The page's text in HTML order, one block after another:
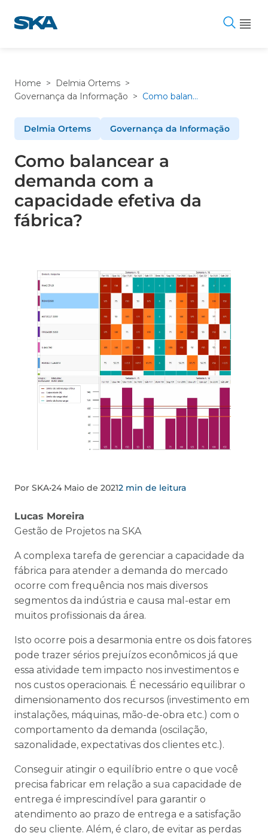
para
Home > Delmia Ortems >
Governança da Informação > Como balancear a demanda com a capacidade efetiva da fábrica?
Delmia Ortems Governança da Informação
Como balancear a
demanda com a
capacidade efetiva da
fábrica?
Por SKA•24 Maio de 20212 min de leitura
Lucas Moreira
Gestão de Projetos na SKA
A complexa tarefa de gerenciar a capacidade da
fábrica para atender a demanda do mercado
ocorre com frequência nos mais diversos
segmentos da indústria e causa mal-estar em
muitos profissionais da área.
Isto ocorre pois a desarmonia entre os dois fatores
pode trazer sérios prejuízos econômicos já que
essa atividade tem impacto nos investimentos e
nos custos operacionais. É necessário equilibrar o
dimensionamento dos recursos (investimento em
instalações, máquinas, mão-de-obra etc.) com o
comportamento da demanda (oscilação,
sazonalidade, expectativas dos clientes etc.).
Conseguir atingir o equilíbrio entre o que você
precisa fabricar em relação a sua capacidade de
entrega é imprescindível para garantir o
atendimento ao prazo de entrega e a satisfação
do seu cliente. Além, é claro, de evitar as perdas